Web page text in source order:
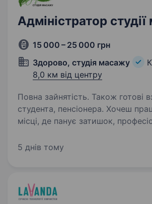
Адміністратор
15 000 – 25 000 грн
Здорово, студія масажу
8,0 км від центру
Повна зайнятість. Також готові
студента, пенсіонера. Хочеш працювати в
місці, де панує затишок,
мережі студій масажу! Локації:
5 днів тому